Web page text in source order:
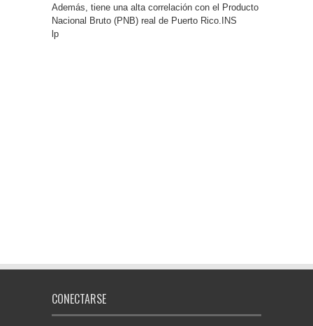
Además, tiene una alta correlación con el Producto
Nacional Bruto (PNB) real de Puerto Rico.INS
lp
CONECTARSE